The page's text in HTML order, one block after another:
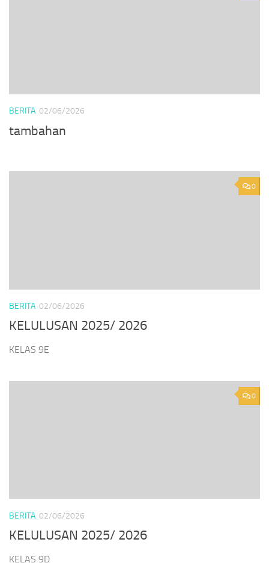
BERITA 02/06/2026
tambahan
0
BERITA 02/06/2026
KELULUSAN 2025/ 2026
KELAS 9E
0
BERITA 02/06/2026
KELULUSAN 2025/ 2026
KELAS 9D